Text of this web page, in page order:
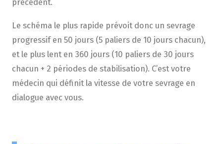
Le schéma le plus rapide prévoit donc un sevrage
progressif en 50 jours (5 paliers de 10 jours chacun),
et le plus lent en 360 jours (10 paliers de 30 jours
chacun + 2 périodes de stabilisation). C’est votre
médecin qui définit la vitesse de votre sevrage en
dialogue avec vous.